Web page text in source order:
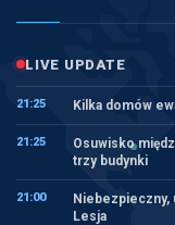
LIVE UPDATE
21:25 Kilka domów
21:25
Osuwisko
trzy budynki
21:00
Niebezpieczny,
Lesja